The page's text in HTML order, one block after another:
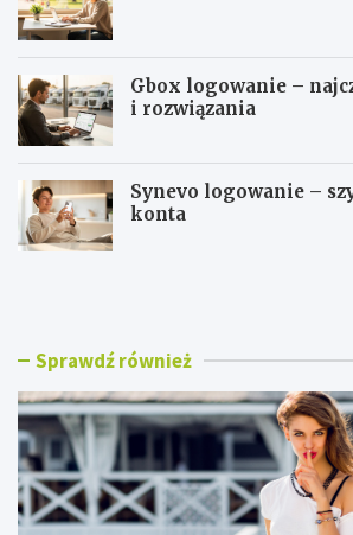
Gbox logowanie –
i rozwiązania
Synevo logowanie –
konta
B
i
a
m
s
k
i
e
W
l
g
o
w
a
n
i
Sprawdź również